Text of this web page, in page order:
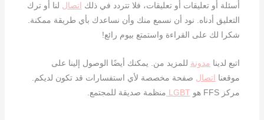
أسئلة أو تعليقات أو تعليقات، فلا تتردد في ذلك اتصال لنا أو ترك
التعليق أدناه. نود أن نسمع منك وأن نساعدك بأي طريقة ممكنة.
شكرا لك على القراءة واستمتع بيوم رائع!
اتبع لدينا مدونة للمزيد من. يمكنك أيضًا الوصول إلينا على
موقعنا اتصال صفحة مخصصة لأي استفسارات قد تكون لديكم.
مركز FFS هو
LGBT منظمة صديقة للمجتمع.